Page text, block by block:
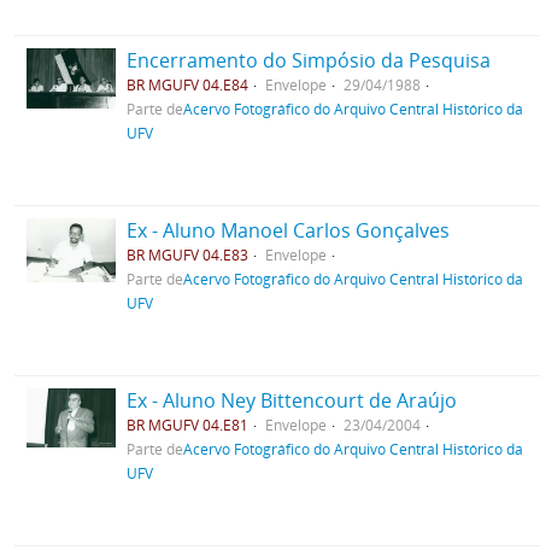
Encerramento do Simpósio da Pesquisa
BR MGUFV 04.E84 Envelope
29/04/1988
Parte deAcervo Fotográfico do Arquivo Central Histórico da
UFV
Ex - Aluno Manoel Carlos Gonçalves
BR MGUFV 04.E83
Envelope
Parte deAcervo Fotográfico do Arquivo Central Histórico da
UFV
Ex - Aluno Ney Bittencourt de Araújo
BR MGUFV 04.E81 Envelope
23/04/2004
Parte deAcervo Fotográfico do Arquivo Central Histórico da
UFV